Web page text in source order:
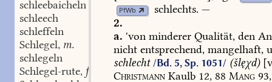
schleebaicheln
schleech
schleffeln
Schlegel, m.
schlegeln
Schlegel-rute, f.
PfWb
schlechts. —
2.
a. 'von minderer Qualität, den
nicht entsprechend, mangelhaft,
schlecht /Bd. 5, Sp. 1051/ (šlęχd)
Christmann Kaulb 12, 88 Mang 93,